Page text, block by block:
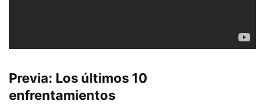
Previa: Los últimos 10
enfrentamientos